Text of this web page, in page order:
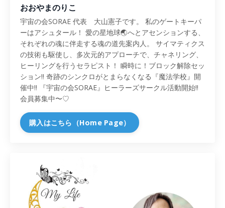
おおやまのりこ
宇宙の会SORAE 代表 大山憲子です。 私のゲートキーパ
ーはアシュタール！ 愛の星地球🌏へとアセンションする、
それぞれの魂に伴走する魂の道先案内人。 サイマティクス
の技術も駆使し、多次元的アプローチで、チャネリング、
ヒーリングを行うセラピスト！ 瞬時に！ブロック解除セッ
ション‼️ 奇跡のシンクロがとまらなくなる『魔法学校』開
催中‼️ 『宇宙の会SORAE』ヒーラーズサークル活動開始‼️
会員募集中〜♡
購入はこちら（Home Page）